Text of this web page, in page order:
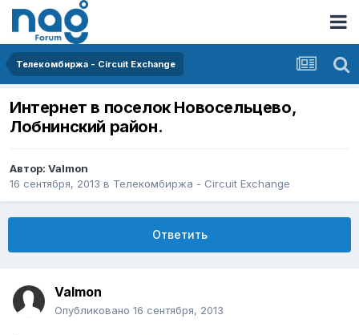
Телекомбиржа - Circuit Exchange
Интернет в поселок Новосельцево,
Лобнинский район.
Автор: Valmon
16 сентября, 2013 в Телекомбиржа - Circuit Exchange
Ответить
Valmon
Опубликовано 16 сентября, 2013